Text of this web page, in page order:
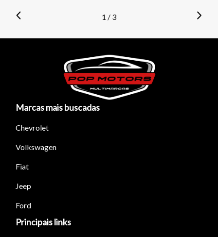
1 / 3
Marcas mais buscadas
Chevrolet
Volkswagen
Fiat
Jeep
Ford
Principais links